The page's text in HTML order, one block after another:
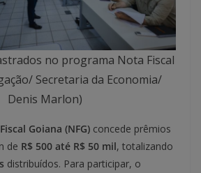
no programa Nota Fiscal
Secretaria da Economia/
Denis Marlon)
Goiana (NFG) concede prêmios
de R$ 500 até R$ 50 mil, totalizando
distribuídos. Para participar, o